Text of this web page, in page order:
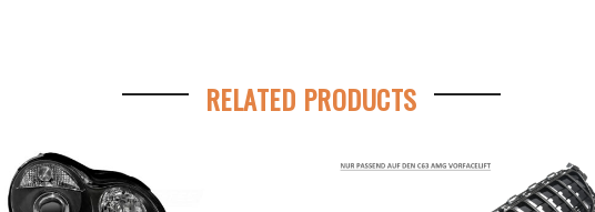
RELATED PRODUCTS